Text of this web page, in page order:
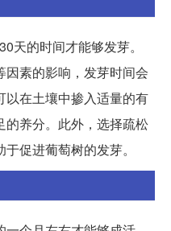
天的时间才能够发芽。
素的影响，发芽时间会
以在土壤中掺入适量的有
的养分。此外，选择疏松
促进葡萄树的发芽。